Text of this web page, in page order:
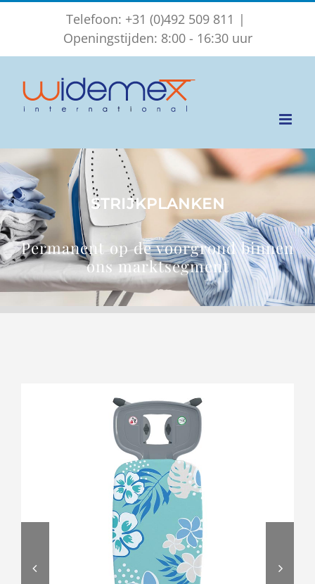
Telefoon: +31 (0)492 509 811 |
Openingstijden: 8:00 - 16:30 uur
STRIJKPLANKEN
Permanent op de voorgrond binnen
ons marktsegment